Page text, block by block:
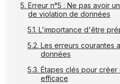
Erreur n°5 : Ne pas avoir
de violation de données
L'importance d'être
Les erreurs courantes
données
Étapes clés pour
efficace